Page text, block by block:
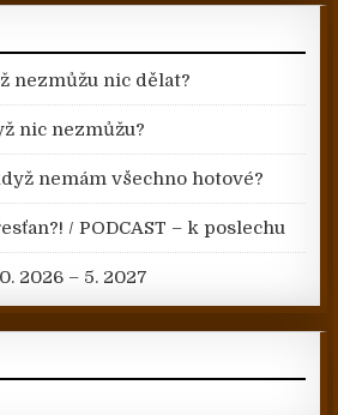
nezmůžu nic dělat?
nic nezmůžu?
nemám všechno hotové?
/ PODCAST – k poslechu
2026 – 5. 2027